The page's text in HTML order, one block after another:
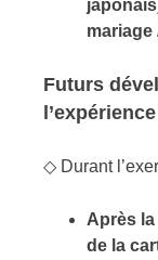
mariage
Futurs
◇ Durant
Après
de la